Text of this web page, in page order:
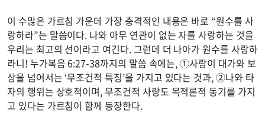
이 수많은 가르침 가운데 가장 충격적인 내용은 바로 “원수를 사
랑하라”는 말씀이다. 나와 아무 연관이 없는 자를 사랑하는 것을
우리는 최고의 선이라고 여긴다. 그런데 더 나아가 원수를 사랑하
라니! 누가복음 6:27-38까지의 말씀 속에는, ①사랑이 대가와 보
상을 넘어서는 ‘무조건적 특징’을 가지고 있다는 것과, ②나와 타
자의 행위는 상호적이며, 무조건적 사랑도 목적론적 동기를 가지
고 있다는 가르침이 함께 등장한다.